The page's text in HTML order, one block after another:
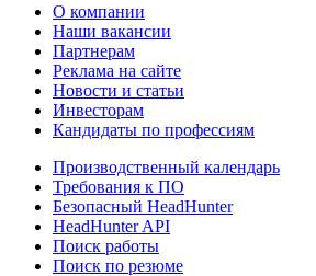
О компании
Наши вакансии
Партнерам
Реклама на сайте
Новости и статьи
Инвесторам
Кандидаты по профессиям
Производственный календарь
Требования к ПО
Безопасный HeadHunter
HeadHunter API
Поиск работы
Поиск по резюме